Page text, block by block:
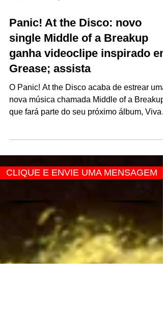
Kika Mesquita
Panic! At the Disco: novo
ganha videoclipe inspirado em
Grease; assista
nova música chamada Middle of a Breakup,
Las...
CLIQUE E ENVIE UMA MENSAGEM